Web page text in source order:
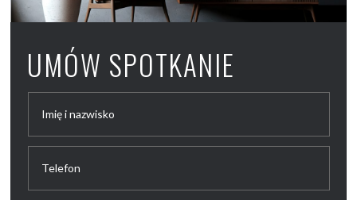
UMÓW SPOTKANIE